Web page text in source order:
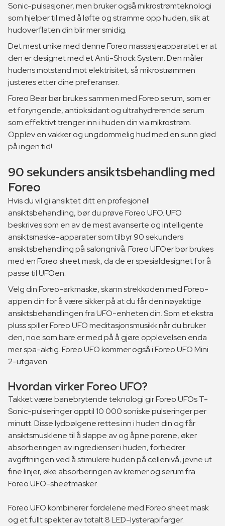
Sonic-pulsasjoner, men bruker også mikrostrømteknologi
som hjelper til med å løfte og stramme opp huden, slik at
hudoverflaten din blir mer smidig.
Det mest unike med denne Foreo massasjeapparatet er at
den er designet med et Anti-Shock System. Den måler
hudens motstand mot elektrisitet, så mikrostrømmen
justeres etter dine preferanser.
Foreo Bear bør brukes sammen med Foreo serum, som er
et foryngende, antioksidant og ultrahydrerende serum
som effektivt trenger inn i huden din via mikrostrøm.
Opplev en vakker og ungdommelig hud med en sunn glød
på ingen tid!
90 sekunders ansiktsbehandling med
Foreo
Hvis du vil gi ansiktet ditt en profesjonell
ansiktsbehandling, bør du prøve Foreo UFO. UFO
beskrives som en av de mest avanserte og intelligente
ansiktsmaske-apparater som tilbyr 90 sekunders
ansiktsbehandling på salongnivå. Foreo UFOer bør brukes
med en Foreo sheet mask, da de er spesialdesignet for å
passe til UFOen.
Velg din Foreo-arkmaske, skann strekkoden med Foreo-
appen din for å være sikker på at du får den nøyaktige
ansiktsbehandlingen fra UFO-enheten din. Som et ekstra
pluss spiller Foreo UFO meditasjonsmusikk når du bruker
den, noe som bare er med på å gjøre opplevelsen enda
mer spa-aktig. Foreo UFO kommer også i Foreo UFO Mini
2-utgaven.
Hvordan virker Foreo UFO?
Takket være banebrytende teknologi gir Foreo UFOs T-
Sonic-pulseringer opptil 10 000 soniske pulseringer per
minutt. Disse lydbølgene rettes inn i huden din og får
ansiktsmusklene til å slappe av og åpne porene, øker
absorberingen av ingredienser i huden, forbedrer
avgiftningen ved å stimulere huden på cellenivå, jevne ut
fine linjer, øke absorberingen av kremer og serum fra
Foreo UFO-sheetmasker.
Foreo UFO kombinerer fordelene med Foreo sheet mask
og et fullt spekter av totalt 8 LED-lysterapifarger.